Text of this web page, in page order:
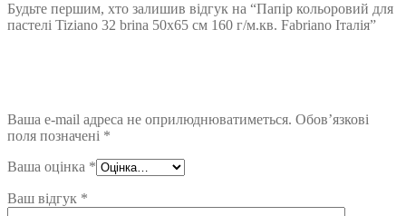
Будьте першим, хто залишив відгук на “Папір кольоровий для
пастелі Tiziano 32 brina 50х65 см 160 г/м.кв. Fabriano Італія”
Ваша e-mail адреса не оприлюднюватиметься. Обов’язкові
поля позначені *
Ваша оцінка *
Ваш відгук *